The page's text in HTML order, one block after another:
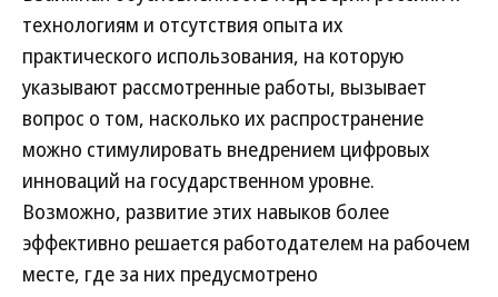
технологиям и отсутствия опыта их
практического использования, на которую
указывают рассмотренные работы, вызывает
вопрос о том, насколько их распространение
можно стимулировать внедрением цифровых
инноваций на государственном уровне.
Возможно, развитие этих навыков более
эффективно решается работодателем на рабочем
месте, где за них предусмотрено